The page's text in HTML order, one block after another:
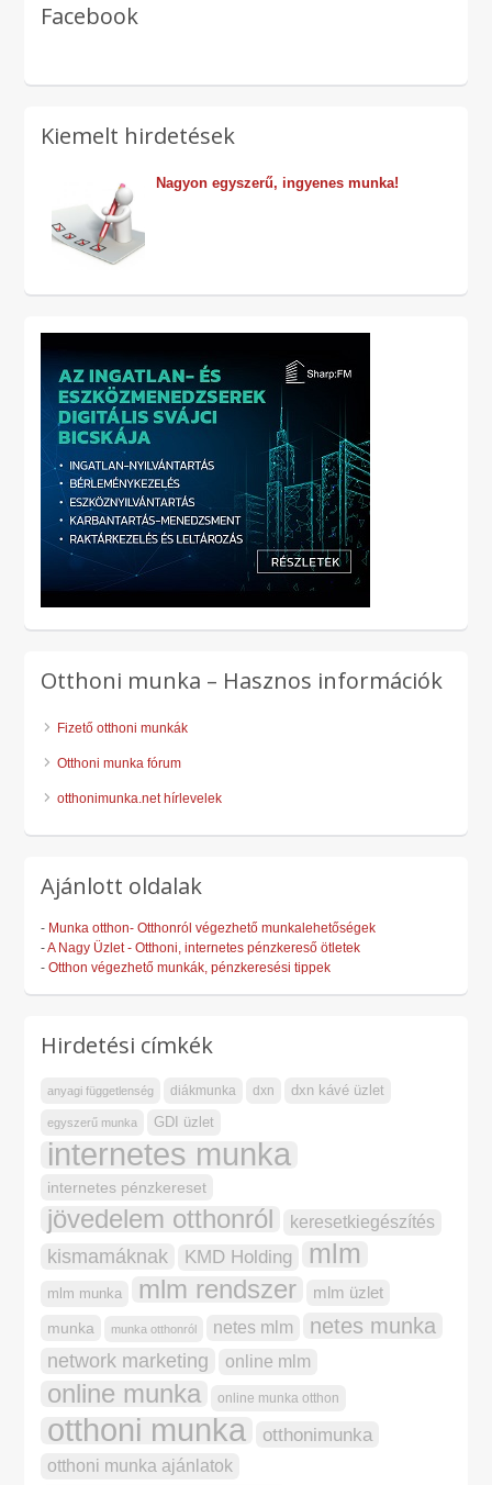
Facebook
Kiemelt hirdetések
Nagyon egyszerű, ingyenes munka!
Otthoni munka – Hasznos információk
Fizető otthoni munkák
Otthoni munka fórum
otthonimunka.net hírlevelek
Ajánlott oldalak
- Munka otthon- Otthonról végezhető munkalehetőségek
-A Nagy Üzlet - Otthoni, internetes pénzkereső ötletek
-Otthon végezhető munkák, pénzkeresési tippek
Hirdetési címkék
anyagi függetlenség diákmunka dxn dxn kávé üzlet
egyszerű munka GDI üzlet
internetes munka
internetes pénzkereset
jövedelem otthonról keresetkiegészítés
kismamáknak KMD Holding mlm
mlm munka mlm rendszer mlm üzlet
munka munka otthonról netes mlm netes munka
network marketing online mlm
online munka online munka otthon
otthoni munka otthonimunka
otthoni munka ajánlatok